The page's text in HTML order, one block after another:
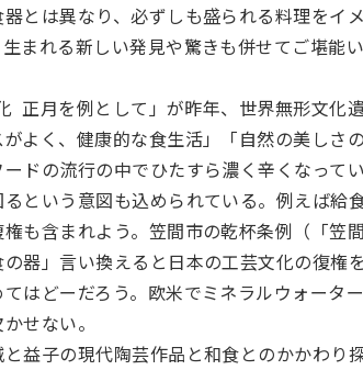
とは異なり、必ずしも盛られる料理をイ
まれる新しい発見や驚きも併せてご堪能
正月を例として」が昨年、世界無形文化
よく、健康的な食生活」「自然の美し
ドの流行の中でひたすら濃く辛くなっ
という意図も込められている。例えば
も含まれよう。笠間市の乾杯条例（「
器」言い換えると日本の工芸文化の復
はどーだろう。欧米でミネラルウォータ
せない。
益子の現代陶芸作品と和食とのかかわ